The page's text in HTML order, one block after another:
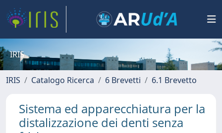
IRIS
IRIS Catalogo Ricerca 6 Brevetti 6.1 Brevetto
Sistema ed apparecchiatura per la
distalizzazione dei denti senza